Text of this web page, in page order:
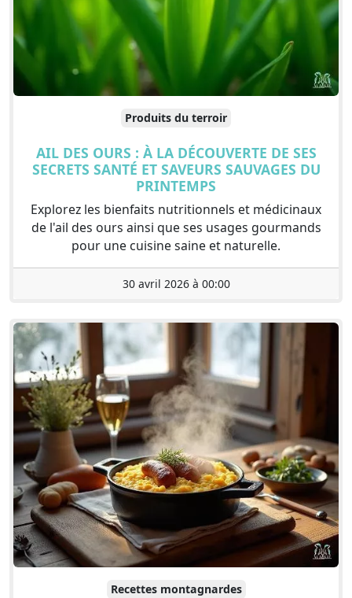
Produits du terroir
AIL DES OURS : À LA DÉCOUVERTE DE SES
SECRETS SANTÉ ET SAVEURS SAUVAGES DU
PRINTEMPS
Explorez les bienfaits nutritionnels et médicinaux
de l'ail des ours ainsi que ses usages gourmands
pour une cuisine saine et naturelle.
30 avril 2026 à 00:00
Recettes montagnardes